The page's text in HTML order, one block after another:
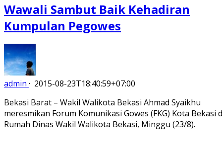
Wawali Sambut Baik Kehadiran
Kumpulan Pegowes
admin · 2015-08-23T18:40:59+07:00
Bekasi Barat – Wakil Walikota Bekasi Ahmad Syaikhu
meresmikan Forum Komunikasi Gowes (FKG) Kota Bekasi
Rumah Dinas Wakil Walikota Bekasi, Minggu (23/8).